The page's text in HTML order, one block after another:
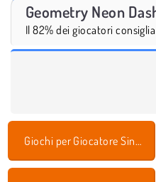
Geometry Neon
Il 82% dei giocatori
Giochi per Giocatore Singolo